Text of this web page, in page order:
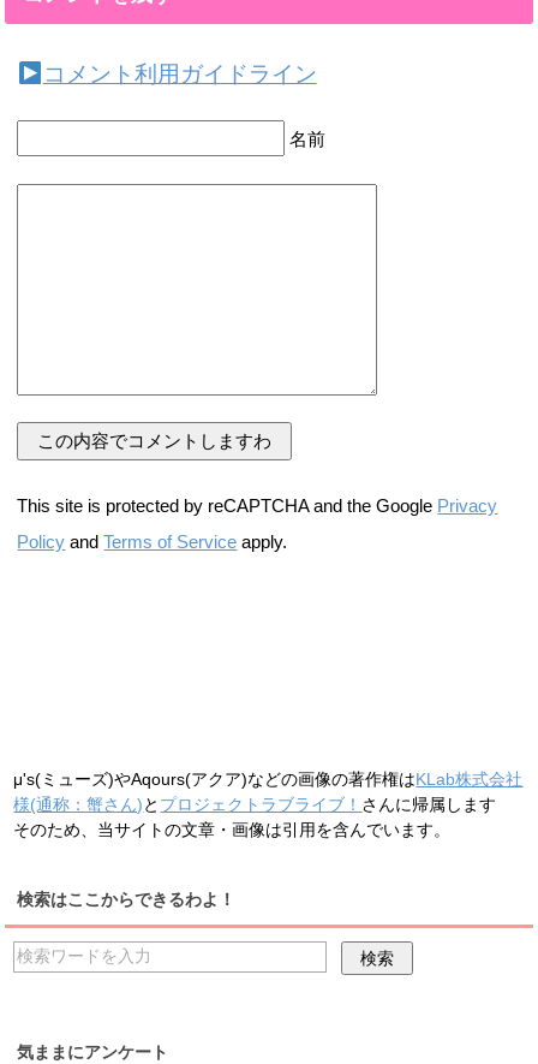
コメント利用ガイドライン
名前
This site is protected by reCAPTCHA and the Google Privacy
Policy andTerms of Service apply.
μ's(ミューズ)やAqours(アクア)などの画像の著作権はKLab株式会社
様(通称：蟹さん)と プロジェクトラブライブ！ さんに帰属します
そのため、当サイトの文章・画像は引用を含んでいます。
検索はここからできるわよ！
気ままにアンケート